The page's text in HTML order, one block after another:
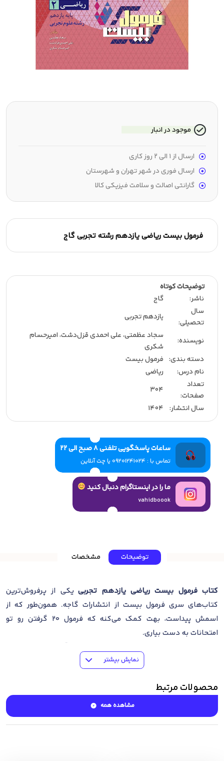
فرمول بیست ریاضی یازدهم رشته تجربی گاج
توضیحات کوتاه
ناشر:‌
گاج
سال
تحصیلی:‌
یازدهم تجربی
نویسنده:‌
سجاد عظمتی، علی احمدی قزل‌دشت، امیرحسام
شکری
دسته بندی: فرمول بیست
نام درس:
ریاضی
تعداد
صفحات:‌
304
سال انتشار:‌ 1404
ساعات پاسخگویی تلفنی 8 صبح الی 22
تماس با : 09201241024 یا چت آنلاین
ما را در اینستاگرام دنبال کنید
vahidboook
موجود در انبار
ارسال از 1 الی 2 روز کاری
ارسال فوری در شهر تهران و شهرستان
گارانتی اصالت و سلامت فیزیکی کالا
توضیحات مشخصات
کتاب فرمول بیست ریاضی یازدهم تجربییکی از پرفروش‌ترین
کتاب‌های سری فرمول بیست از انتشارات گاجه. همون‌طور که از
اسمش پیداست، بهت کمک می‌کنه که فرمول 20 گرفتن رو تو
امتحانات به دست بیاری.
رحلی و چاپ رنگی طراحی شده که خوندنش رو خیلی جذاب‌تر و راحت‌تر
ویژگی‌های اصلی کتاب فرمول
نمایش بیشتر
محصولات مرتبط
مشاهده همه